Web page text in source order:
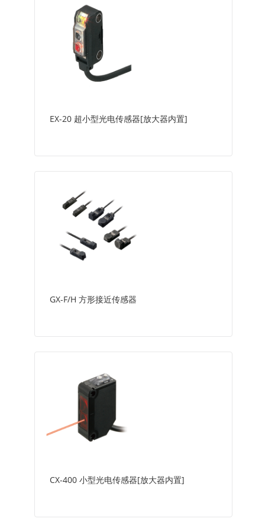
EX-20 超小型光电传感器[放大器内置]
GX-F/H 方形接近传感器
CX-400 小型光电传感器[放大器内置]